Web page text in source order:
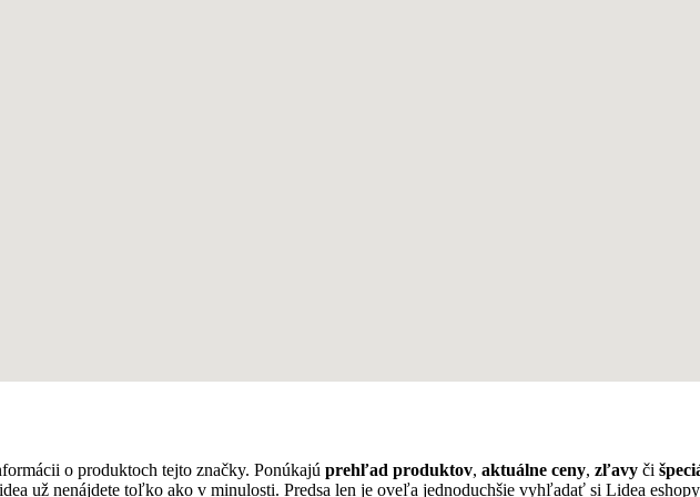
o produktoch tejto značky. Ponúkajú prehľad produktov, aktuálne ceny, zľavy či
už nenájdete toľko ako v minulosti. Predsa len je oveľa jednoduchšie vyhľadať si Lidea